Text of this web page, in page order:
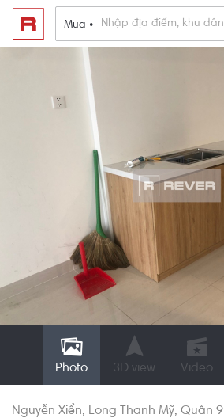
Mua •
Photo 3D view Video
Nguyễn Xiển Long Thạnh Mỹ Quận 9